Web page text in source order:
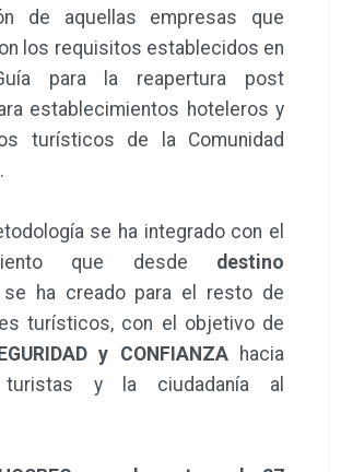
de aquellas empresas que
los requisitos establecidos en
para la reapertura post
establecimientos hoteleros y
turísticos de la Comunidad
se ha integrado con el
que desde destino
se ha creado para el resto de
turísticos, con el objetivo de
y CONFIANZAhacia
turistas y la ciudadanía al